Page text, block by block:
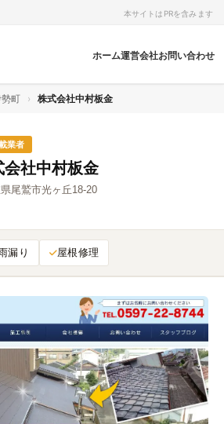
本サイトはPRを含みます
ホーム運営会社お問い合わせ
町 › 株式会社中村板金
業者
会社中村板金
尾鷲市光ヶ丘18‑20
漏り 屋根修理